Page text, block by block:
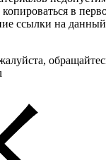
в
ссылки на